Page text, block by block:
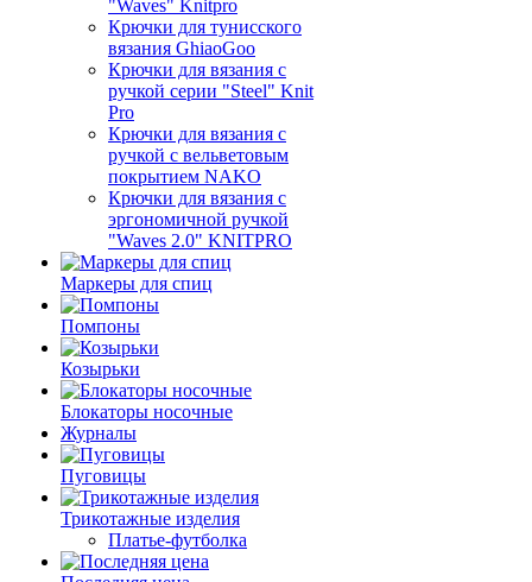
"Waves" Knitpro
Крючки для тунисского
вязания GhiaoGoo
Крючки для вязания с
ручкой серии "Steel" Knit
Pro
Крючки для вязания с
ручкой с вельветовым
покрытием NAKO
Крючки для вязания с
эргономичной ручкой
"Waves 2.0" KNITPRO
Маркеры для спиц
Помпоны
Козырьки
Блокаторы носочные
Журналы
Пуговицы
Трикотажные изделия
Платье-футболка